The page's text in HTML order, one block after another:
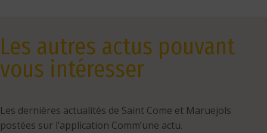
Les autres actus pouvant
vous intéresser
Les dernières actualités de Saint Come et Maruejols
postées sur l’application Comm’une actu.